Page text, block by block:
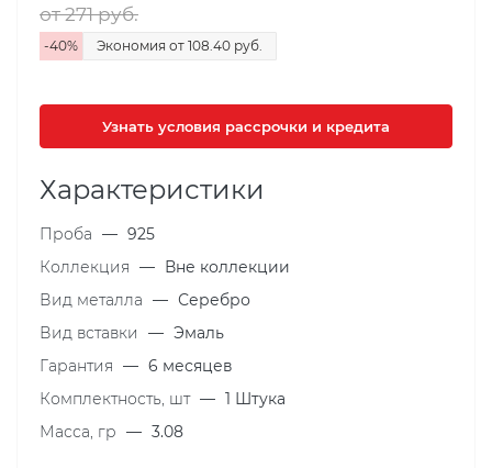
от 271руб.
-40% Экономия от 108.40 руб.
Узнать условия рассрочки и кредита
Характеристики
Проба — 925
Коллекция — Вне коллекции
Вид металла — Серебро
Вид вставки
— Эмаль
Гарантия — 6 месяцев
Комплектность, шт — 1 Штука
Масса, гр — 3.08